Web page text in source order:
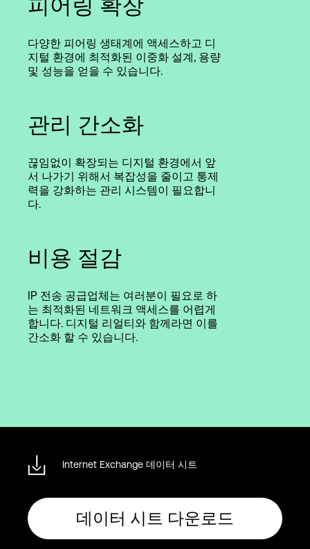
다양한 피어링 생태계에 액세스하고 디
지털 환경에 최적화된 이중화 설계, 용량
및 성능을 얻을 수 있습니다.
관리 간소화
끊임없이 확장되는 디지털 환경에서 앞
서 나가기 위해서 복잡성을 줄이고 통제
력을 강화하는 관리 시스템이 필요합니
다.
비용 절감
IP 전송 공급업체는 여러분이 필요로 하
는 최적화된 네트워크 액세스를 어렵게
합니다. 디지털 리얼티와 함께라면 이를
간소화 할 수 있습니다.
Internet Exchange 데이터 시트
데이터 시트 다운로드